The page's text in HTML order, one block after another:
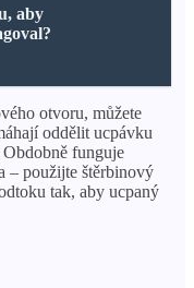
aby
otvoru, můžete
oddělit ucpávku
funguje
– použijte štěrbinový
tak, aby ucpaný